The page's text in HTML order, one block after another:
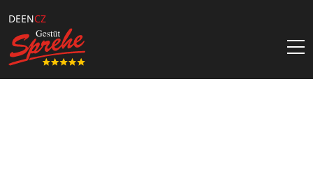
DEENCZ